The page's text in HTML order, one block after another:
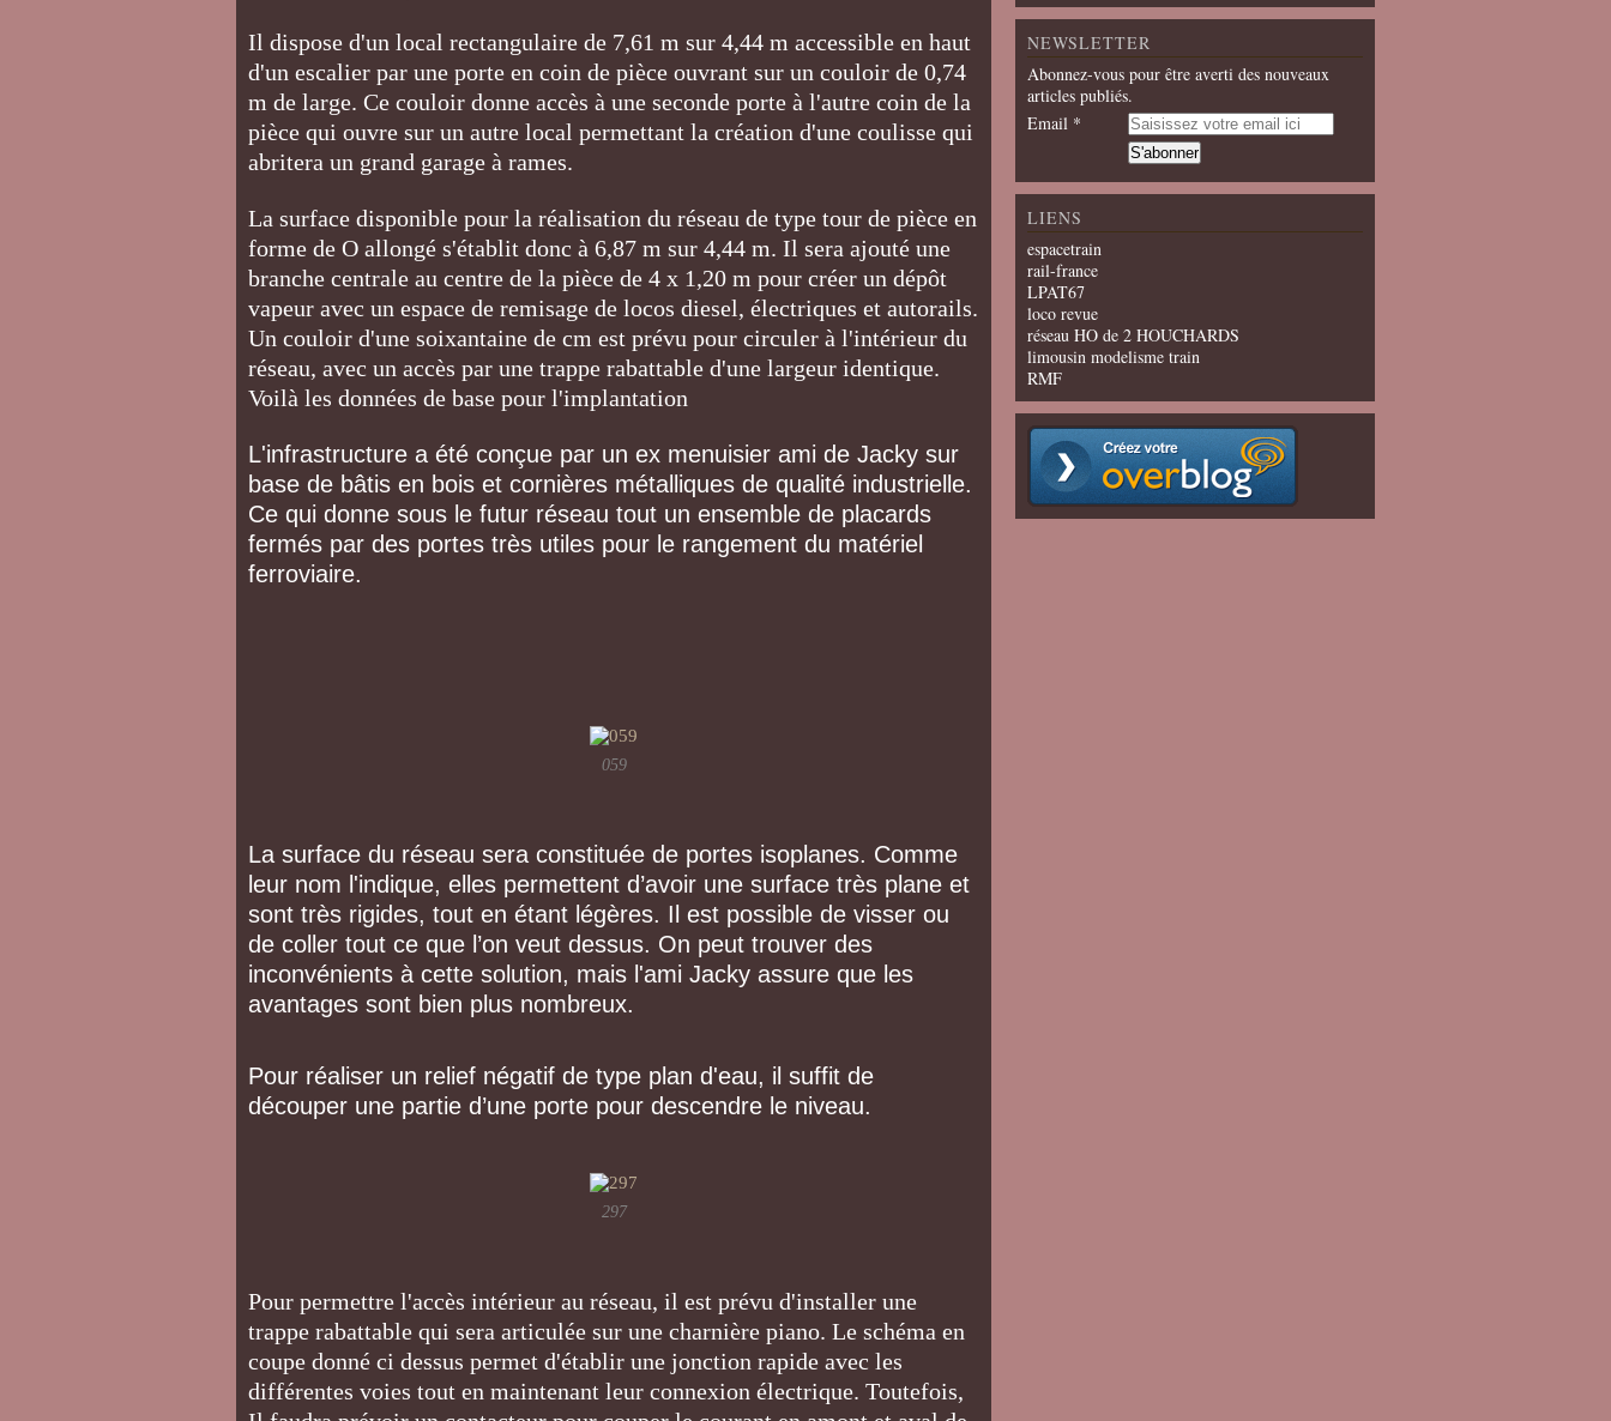
Il dispose d'un local rectangulaire de 7,61 m sur 4,44 m accessible en haut
d'un escalier par une porte en coin de pièce ouvrant sur un couloir de 0,74
m de large. Ce couloir donne accès à une seconde porte à l'autre coin de la
pièce qui ouvre sur un autre local permettant la création d'une coulisse qui
abritera un grand garage à rames.
La surface disponible pour la réalisation du réseau de type tour de pièce en
forme de O allongé s'établit donc à 6,87 m sur 4,44 m. Il sera ajouté une
branche centrale au centre de la pièce de 4 x 1,20 m pour créer un dépôt
vapeur avec un espace de remisage de locos diesel, électriques et autorails.
Un couloir d'une soixantaine de cm est prévu pour circuler à l'intérieur du
réseau, avec un accès par une trappe rabattable d'une largeur identique.
Voilà les données de base pour l'implantation
L'infrastructure a été conçue par un ex menuisier ami de Jacky sur
base de bâtis en bois et cornières métalliques de qualité industrielle.
Ce qui donne sous le futur réseau tout un ensemble de placards
fermés par des portes très utiles pour le rangement du matériel
ferroviaire.
059
La surface du réseau sera constituée de portes isoplanes. Comme
leur nom l'indique, elles permettent d’avoir une surface très plane et
sont très rigides, tout en étant légères. Il est possible de visser ou
de coller tout ce que l’on veut dessus. On peut trouver des
inconvénients à cette solution, mais l'ami Jacky assure que les
avantages sont bien plus nombreux.
Pour réaliser un relief négatif de type plan d'eau, il suffit de
découper une partie d’une porte pour descendre le niveau.
297
Pour permettre l'accès intérieur au réseau, il est prévu d'installer une
trappe rabattable qui sera articulée sur une charnière piano. Le schéma en
coupe donné ci dessus permet d'établir une jonction rapide avec les
différentes voies tout en maintenant leur connexion électrique. Toutefois,
NEWSLETTER
Abonnez-vous pour être averti des nouveaux
articles publiés.
Email
LIENS
espacetrain
rail-france
LPAT67
loco revue
réseau HO de 2 HOUCHARDS
limousin modelisme train
RMF